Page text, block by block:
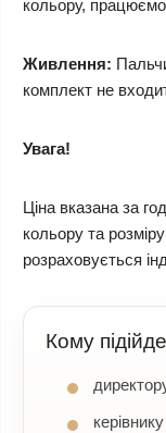
кольору,
Живлення:
комплект не
Увага!
Ціна вказана за
кольору та
розраховується
Кому